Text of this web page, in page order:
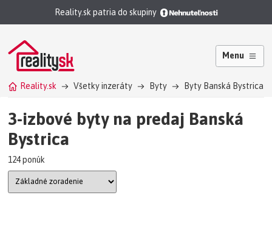
Reality.sk patria do skupiny
Menu
Reality.sk Všetky inzeráty Byty Byty Banská Bystrica
3-izbové byty na predaj Banská
Bystrica
124 ponúk